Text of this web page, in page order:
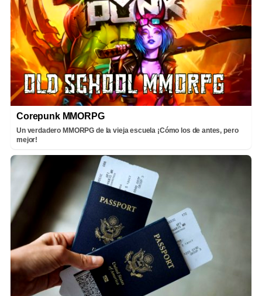
Corepunk MMORPG
Un verdadero MMORPG de la vieja escuela ¡Cómo los de antes, pero
mejor!